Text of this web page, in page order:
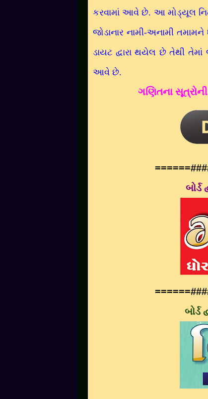
કરવામાં આવે છે. આ મોડ્યૂલ
જોડાનાર નામી-અનામી
ડાયટ દ્વારા થયેલ છે તેથી તેમાં
આવે છે.
ગણિતના
બોર્ડ
બોર્ડ